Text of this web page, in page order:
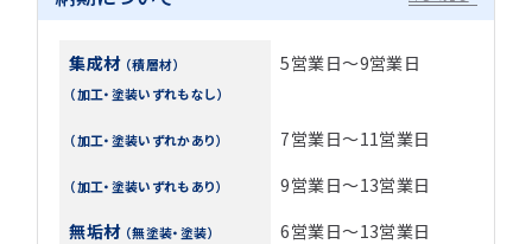
集成材 （積層材）
（加工・塗装いずれもなし）
5営業日～9営業日
（加工・塗装いずれかあり） 7営業日～11営業日
（加工・塗装いずれもあり）
9営業日～13営業日
無垢材 （無塗装・塗装）
6営業日～13営業日